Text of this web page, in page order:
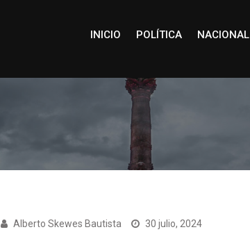
INICIO POLÍTICA NACIONAL
Alberto Skewes Bautista 30 julio, 2024